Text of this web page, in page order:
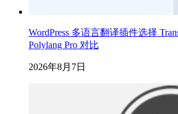
WordPress 多语言翻译插件选择
Polylang Pro 对比
2026年8月7日